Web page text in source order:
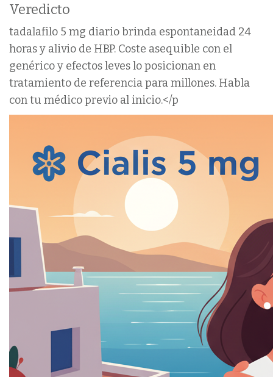
Veredicto
tadalafilo 5 mg diario brinda espontaneidad 24
horas y alivio de HBP. Coste asequible con el
genérico y efectos leves lo posicionan en
tratamiento de referencia para millones. Habla
con tu médico previo al inicio.</p